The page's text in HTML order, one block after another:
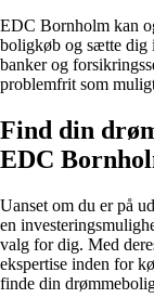
EDC Bornholm kan
boligkøb og sætte dig
banker og
problemfrit som
Find din
EDC
Uanset om du er på
en
valg for dig. Med
ekspertise inden for
finde din